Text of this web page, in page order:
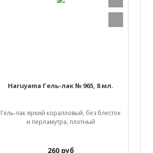
Haruyama Гель-лак № 965, 8 мл.
Гель-лак яркий коралловый, без блесток
и перламутра, плотный
260руб